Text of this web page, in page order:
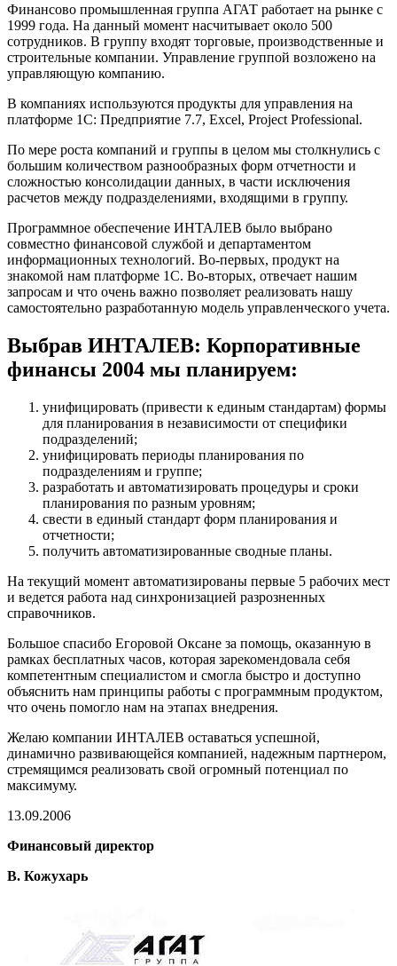
Финансово промышленная группа АГАТ работает на рынке с
1999 года. На данный момент насчитывает около 500
сотрудников. В группу входят торговые, производственные и
строительные компании. Управление группой возложено на
управляющую компанию.
В компаниях используются продукты для управления на
платформе 1С: Предприятие 7.7, Excel, Project Professional.
По мере роста компаний и группы в целом мы столкнулись с
большим количеством разнообразных форм отчетности и
сложностью консолидации данных, в части исключения
расчетов между подразделениями, входящими в группу.
Программное обеспечение ИНТАЛЕВ было выбрано
совместно финансовой службой и департаментом
информационных технологий. Во-первых, продукт на
знакомой нам платформе 1С. Во-вторых, отвечает нашим
запросам и что очень важно позволяет реализовать нашу
самостоятельно разработанную модель управленческого учета.
Выбрав ИНТАЛЕВ: Корпоративные
финансы 2004 мы планируем:
унифицировать (привести к единым стандартам) формы
для планирования в независимости от специфики
подразделений;
унифицировать периоды планирования по
подразделениям и группе;
разработать и автоматизировать процедуры и сроки
планирования по разным уровням;
свести в единый стандарт форм планирования и
отчетности;
получить автоматизированные сводные планы.
На текущий момент автоматизированы первые 5 рабочих мест
и ведется работа над синхронизацией разрозненных
справочников.
Большое спасибо Егоровой Оксане за помощь, оказанную в
рамках бесплатных часов, которая зарекомендовала себя
компетентным специалистом и смогла быстро и доступно
объяснить нам принципы работы с программным продуктом,
что очень помогло нам на этапах внедрения.
Желаю компании ИНТАЛЕВ оставаться успешной,
динамично развивающейся компанией, надежным партнером,
стремящимся реализовать свой огромный потенциал по
максимуму.
13.09.2006
Финансовый директор
В. Кожухарь